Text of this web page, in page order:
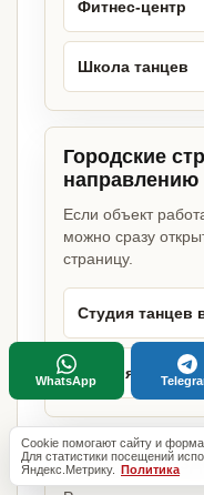
Фитнес-центр
Школа танцев
Городские
направлению
Если объект
можно сразу
страницу.
Студия танцев
Студия танцев
Базовые
Cookie помогают сайту и
Для статистики посещений
Яндекс.Метрику. Политика
WhatsApp